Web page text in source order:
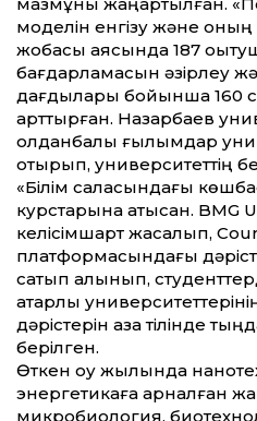
мазмұны жаңартылған.
моделін енгізу және
жобасы аясында 187
бағдарламасын әзірлеу
дағдылары бойынша 160
арт­тырған. Назарбаев
қолданбалы ғылымдар
отырып, университет­тің
«Білім саласындағы
курстарына қатысқан.
келісімшарт жасалып,
платформасындағы
сатып алынып,
қатарлы
дәрістерін қазақ тілінде
берілген.
Өткен оқу жылында
энергетикаға арналған
микробиология,